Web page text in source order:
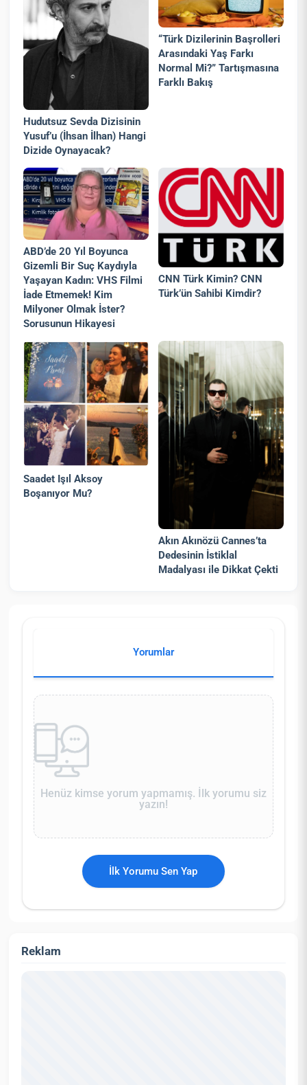
Hudutsuz Sevda Dizisinin
Yusuf’u (İhsan İlhan) Hangi
Dizide Oynayacak?
“Türk Dizilerinin Başrolleri
Arasındaki Yaş Farkı
Normal Mi?” Tartışmasına
Farklı Bakış
ABD’de 20 Yıl Boyunca
Gizemli Bir Suç Kaydıyla
Yaşayan Kadın: VHS Filmi
İade Etmemek! Kim
Milyoner Olmak İster?
Sorusunun Hikayesi
CNN Türk Kimin? CNN
Türk’ün Sahibi Kimdir?
Saadet Işıl Aksoy
Boşanıyor Mu?
Akın Akınözü Cannes’ta
Dedesinin İstiklal
Madalyası ile Dikkat Çekti
Yorumlar
Henüz kimse yorum yapmamış. İlk yorumu siz
yazın!
İlk Yorumu Sen Yap
Reklam